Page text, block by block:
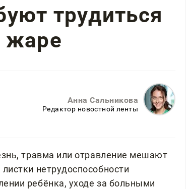
трудиться
жаре
Анна Сальникова
Редактор новостной ленты
травма или отравление мешают
нетрудоспособности
ребёнка, уходе за больными